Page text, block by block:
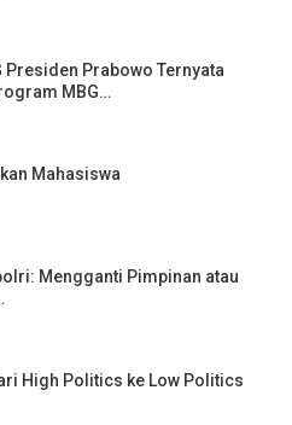
Presiden Prabowo Ternyata
MBG…
Mahasiswa
Mengganti Pimpinan atau
High Politics ke Low Politics